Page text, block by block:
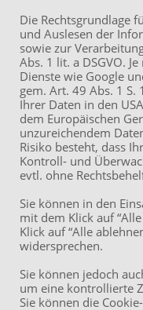
ÖPNV
U7, Bus 32: Station
Habsburgerallee
Straßenbahn 14:
Habsburgerallee /
Wittelsbacherallee
Anfahrt
Eingang Brüder-
13
Parkplätze im
Habsburgerallee 76
Die Rechtsgrundlage
und Auslesen der
sowie zur
Abs. 1 lit. a DSGVO.
Dienste wie Google
gem. Art. 49 Abs. 1 S.
Ihrer Daten in den
dem Europäischen
unzureichendem
Risiko besteht, dass
Kontroll- und
evtl. ohne
Sie können in den
mit dem Klick auf
Klick auf “Alle
widersprechen.
Sie können jedoch
um eine kontrollierte
Sie können die